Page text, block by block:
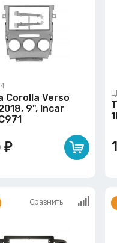
Corolla Verso
9", Incar
₽
Сравнить